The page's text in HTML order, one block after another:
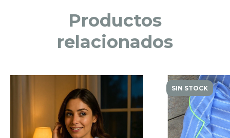
Productos
relacionados
SIN STOCK